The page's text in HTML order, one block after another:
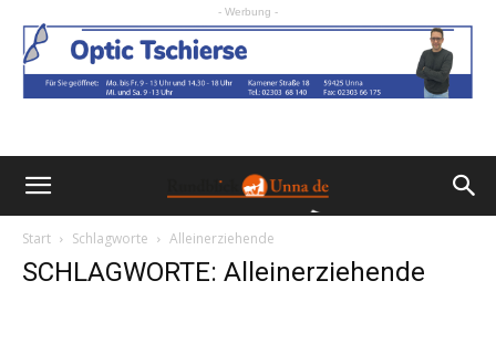
- Werbung -
Start Schlagworte Alleinerziehende
SCHLAGWORTE: Alleinerziehende